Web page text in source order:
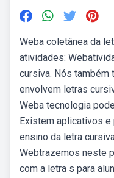
Weba coletânea da
atividades:
cursiva. Nós também
envolvem letras
Weba tecnologia
Existem aplicativos
ensino da letra
Webtrazemos neste
com a letra s para